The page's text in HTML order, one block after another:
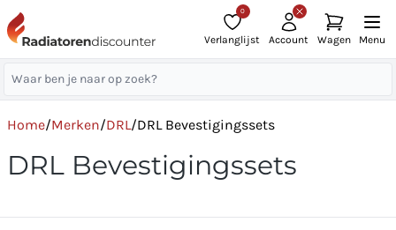
0
Verlanglijst Account Wagen Menu
Home/Merken/DRL/DRL Bevestigingssets
DRL Bevestigingssets